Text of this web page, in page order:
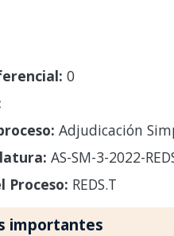
0
Adjudicación
AS-SM-3-2022-
Proceso: REDS.T
importantes